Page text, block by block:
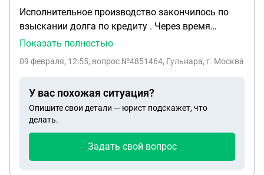
Исполнительное производство закончилось по
взыскании долга по кредиту . Через время
приходит арест на карты по исполнительному
сделать и как правильно составить заявление
Показать полностью
09 февраля, 12:55, вопрос №4851464, Гульнара, г. Москва
У вас похожая ситуация?
Опишите свои детали — юрист подскажет, что
делать.
Задать свой вопрос